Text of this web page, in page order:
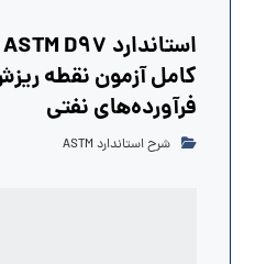
فرآورده‌های نفتی
شرح استاندارد ASTM